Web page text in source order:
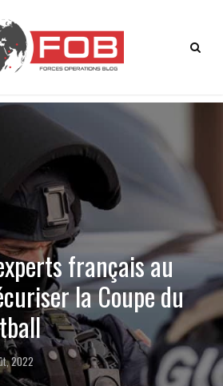
français au
la Coupe du
2022